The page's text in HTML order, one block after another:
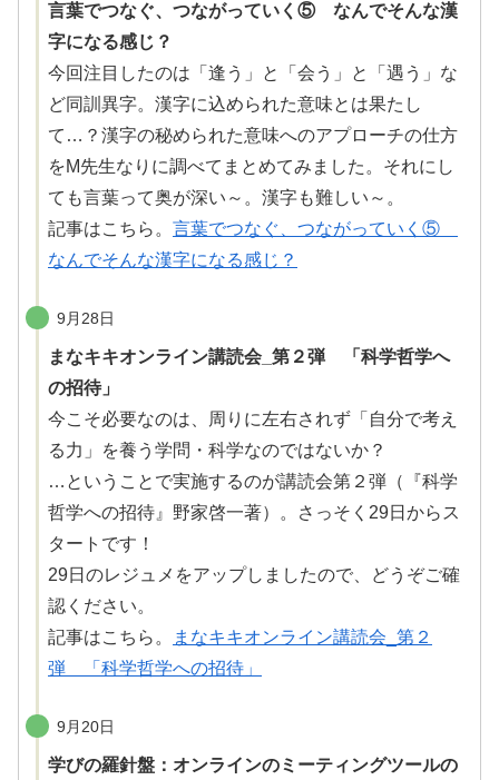
言葉でつなぐ、つながっていく⑤ なんでそんな漢
字になる感じ？
今回注目したのは「逢う」と「会う」と「遇う」な
ど同訓異字。漢字に込められた意味とは果たし
て…？漢字の秘められた意味へのアプローチの仕方
をM先生なりに調べてまとめてみました。それにし
ても言葉って奥が深い～。漢字も難しい～。
記事はこちら。 言葉でつなぐ、つながっていく⑤
なんでそんな漢字になる感じ？
9月28日
まなキキオンライン講読会_第２弾 「科学哲学へ
の招待」
今こそ必要なのは、周りに左右されず「自分で考え
る力」を養う学問・科学なのではないか？
…ということで実施するのが講読会第２弾（『科学
哲学への招待』野家啓一著）。さっそく29日からス
タートです！
29日のレジュメをアップしましたので、どうぞご確
認ください。
記事はこちら。
まなキキオンライン講読会_第２
弾 「科学哲学への招待」
9月20日
学びの羅針盤：オンラインのミーティングツールの